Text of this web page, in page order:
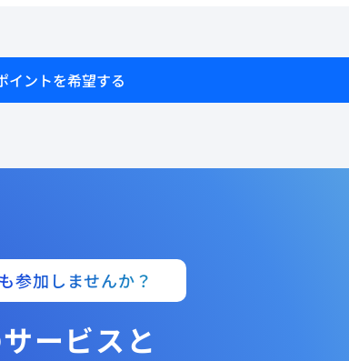
イントを希望する
参加しませんか？
ービスと